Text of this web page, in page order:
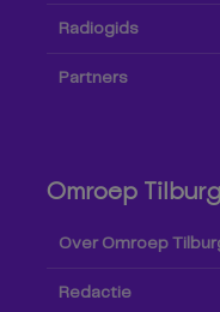
Radiogids
Partners
Omroep Tilburg
Over Omroep
Redactie